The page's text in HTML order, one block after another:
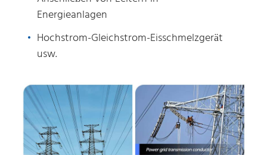
Energieanlagen
Hochstrom-Gleichstrom-Eisschmelzgerät
usw.